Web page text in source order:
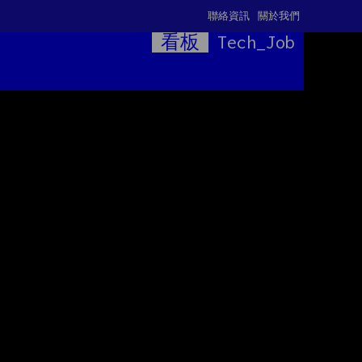
關於我們
聯絡資訊
看板 Tech_Job